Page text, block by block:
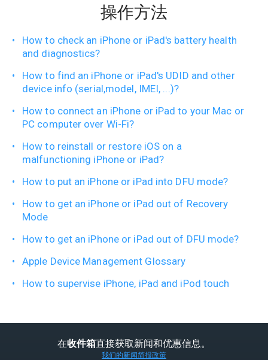
操作方法
How to check an iPhone or iPad's battery health
and diagnostics?
How to find an iPhone or iPad's UDID and other
device info (serial,model, IMEI, ...)?
How to connect an iPhone or iPad to your Mac or
PC computer over Wi-Fi?
How to reinstall or restore iOS on a
malfunctioning iPhone or iPad?
How to put an iPhone or iPad into DFU mode?
How to get an iPhone or iPad out of Recovery
Mode
How to get an iPhone or iPad out of DFU mode?
Apple Device Management Glossary
How to supervise iPhone, iPad and iPod touch
在收件箱直接获取新闻和优惠信息。
我们的新闻简报政策